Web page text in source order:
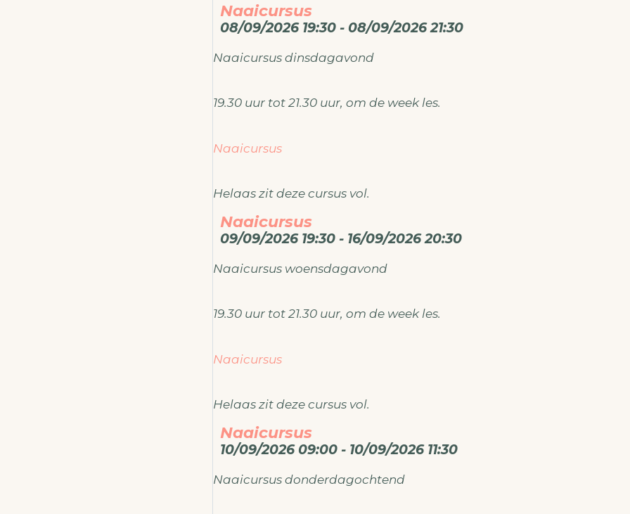
ateliermodemaken@gmail.com
Naaicursus
08/09/2026 19:30 - 08/09/2026 21:30
Naaicursus dinsdagavond
19.30 uur tot 21.30 uur, om de week les.
Naaicursus
Helaas zit deze cursus vol.
Toch alvast creatief aan de slag, kom dan naar het
ateliermodemaken@gmail.com
Naaicursus
09/09/2026 19:30 - 16/09/2026 20:30
Naaicursus woensdagavond
19.30 uur tot 21.30 uur, om de week les.
Naaicursus
Helaas zit deze cursus vol.
Toch alvast creatief aan de slag, kom dan naar het
Naaicursus
10/09/2026 09:00 - 10/09/2026 11:30
Naaicursus donderdagochtend